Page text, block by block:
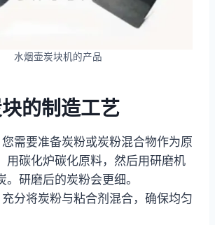
水烟壶炭块机的产品
的制造工艺
您需要准备炭粉或炭粉混合物作为原
用碳化炉碳化原料，然后用研磨机
。研磨后的炭粉会更细。
充分将炭粉与粘合剂混合，确保均匀